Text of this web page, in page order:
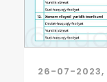
26-07-2023,